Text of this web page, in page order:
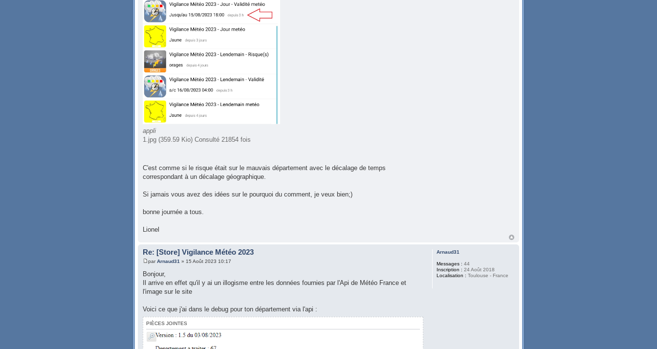
appli
1.jpg (359.59 Kio) Consulté 21854 fois
C'est comme si le risque était sur le mauvais département avec le décalage de temps
correspondant à un décalage géographique.
Si jamais vous avez des idées sur le pourquoi du comment, je veux bien;)
bonne journée a tous.
Lionel
Re: [Store] Vigilance Météo 2023
parArnaud31 » 15 Août 2023 10:17
Bonjour,
Il arrive en effet qu'il y ai un illogisme entre les données fournies par l'Api de Météo France et
l'image sur le site
Voici ce que j'ai dans le debug pour ton département via l'api :
PIÈCES JOINTES
Arnaud31
Messages : 44
Inscription : 24 Août 2018
Localisation : Toulouse - France